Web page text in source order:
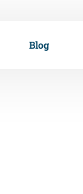
Blog